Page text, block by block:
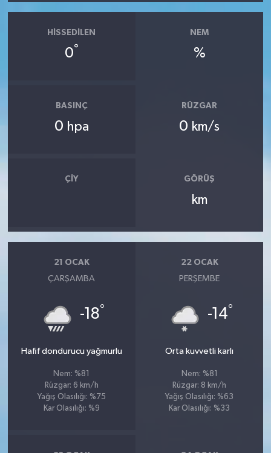
HISSEDILEN
0°
NEM
%
BASINÇ
0 hpa
RÜZGAR
0 km/s
ÇIY GÖRÜŞ
km
21 OCAK
ÇARŞAMBA
-18°
Hafif dondurucu yağmurlu
Nem: %81
Rüzgar: 6 km/h
Yağış Olasılığı: %75
Kar Olasılığı: %9
22 OCAK
PERŞEMBE
-14°
Orta kuvvetli karlı
Nem: %81
Rüzgar: 8 km/h
Yağış Olasılığı: %63
Kar Olasılığı: %33